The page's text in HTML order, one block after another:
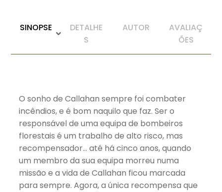
SINOPSE
DETALHE
S
AUTOR
AVALIAÇ
ÕES
O sonho de Callahan sempre foi combater
incêndios, e é bom naquilo que faz. Ser o
responsável de uma equipa de bombeiros
florestais é um trabalho de alto risco, mas
recompensador… até há cinco anos, quando
um membro da sua equipa morreu numa
missão e a vida de Callahan ficou marcada
para sempre. Agora, a única recompensa que